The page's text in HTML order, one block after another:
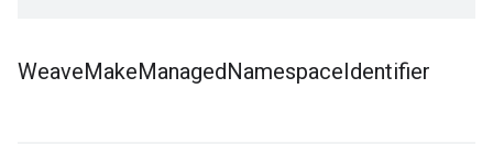
WeaveMakeManagedNamespaceIdentifier